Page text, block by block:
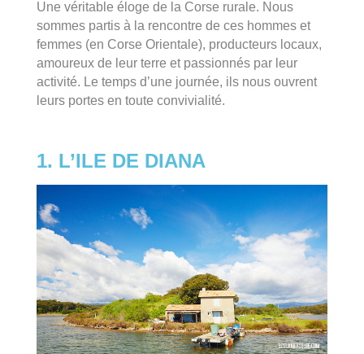
Une véritable éloge de la Corse rurale. Nous
sommes partis à la rencontre de ces hommes et
femmes (en Corse Orientale), producteurs locaux,
amoureux de leur terre et passionnés par leur
activité. Le temps d’une journée, ils nous ouvrent
leurs portes en toute convivialité.
1. L’ILE DE DIANA